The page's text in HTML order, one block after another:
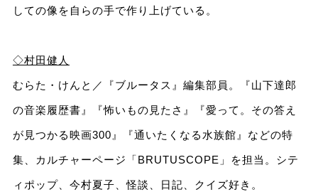
しての像を自らの手で作り上げている。
◇村田健人
むらた・けんと／『ブルータス』編集部員。『山下達郎
の音楽履歴書』『怖いもの見たさ』『愛って。その答え
が見つかる映画300』『通いたくなる水族館』などの特
集、カルチャーページ「BRUTUSCOPE」を担当。シテ
ィポップ、今村夏子、怪談、日記、クイズ好き。